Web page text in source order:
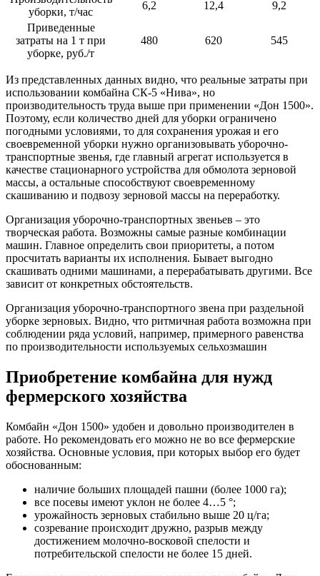
уборки, т/час
6,2 12,4
9,2
Приведенные
затраты на 1 т при
уборке, руб./т
480 620 545
Из представленных данных видно, что реальные затраты при
использовании комбайна СК-5 «Нива», но
производительность труда выше при применении «Дон 1500».
Поэтому, если количество дней для уборки ограничено
погодными условиями, то для сохранения урожая и его
своевременной уборки нужно организовывать уборочно-
транспортные звенья, где главный агрегат используется в
качестве стационарного устройства для обмолота зерновой
массы, а остальные способствуют своевременному
скашиванию и подвозу зерновой массы на переработку.
Организация уборочно-транспортных звеньев – это
творческая работа. Возможны самые разные комбинации
машин. Главное определить свои приоритеты, а потом
просчитать варианты их исполнения. Бывает выгодно
скашивать одними машинами, а перерабатывать другими. Все
зависит от конкретных обстоятельств.
Организация уборочно-транспортного звена при раздельной
уборке зерновых. Видно, что ритмичная работа возможна при
соблюдении ряда условий, например, примерного равенства
по производительности используемых сельхозмашин
Приобретение комбайна для нужд
фермерского хозяйства
Комбайн «Дон 1500» удобен и довольно производителен в
работе. Но рекомендовать его можно не во все фермерские
хозяйства. Основные условия, при которых выбор его будет
обоснованным:
наличие больших площадей пашни (более 1000 га);
все посевы имеют уклон не более 4…5 °;
урожайность зерновых стабильно выше 20 ц/га;
созревание происходит дружно, разрыв между
достижением молочно-восковой спелости и
потребительской спелости не более 15 дней.